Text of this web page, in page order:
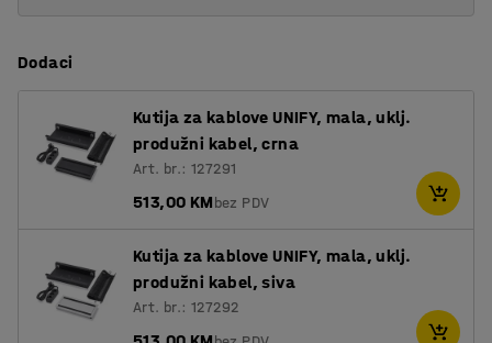
Dodaci
Kutija za kablove UNIFY, mala, uklj.
produžni kabel, crna
Art. br.: 127291
513,00 KMbez PDV
Kutija za kablove UNIFY, mala, uklj.
produžni kabel, siva
Art. br.: 127292